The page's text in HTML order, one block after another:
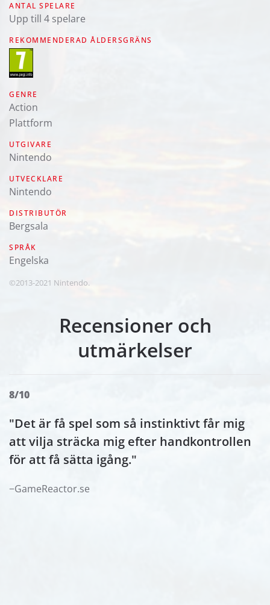
ANTAL SPELARE
Upp till 4 spelare
REKOMMENDERAD ÅLDERSGRÄNS
GENRE
Action
Plattform
UTGIVARE
Nintendo
UTVECKLARE
Nintendo
DISTRIBUTÖR
Bergsala
SPRÅK
engelska
©2013-2021 Nintendo.
Recensioner och
utmärkelser
8/10
"Det är få spel som så instinktivt får mig
att vilja sträcka mig efter handkontrollen
för att få sätta igång."
−GameReactor.se